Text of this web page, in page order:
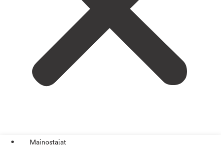
Mainostajat